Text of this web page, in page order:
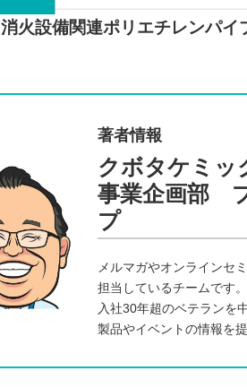
消火設備関連ポリエチレンパイ
著者情報
クボタケミッ
事業企画部
プ
メルマガやオンラインセ
担当しているチームです。
入社30年超のベテランを
製品やイベントの情報を